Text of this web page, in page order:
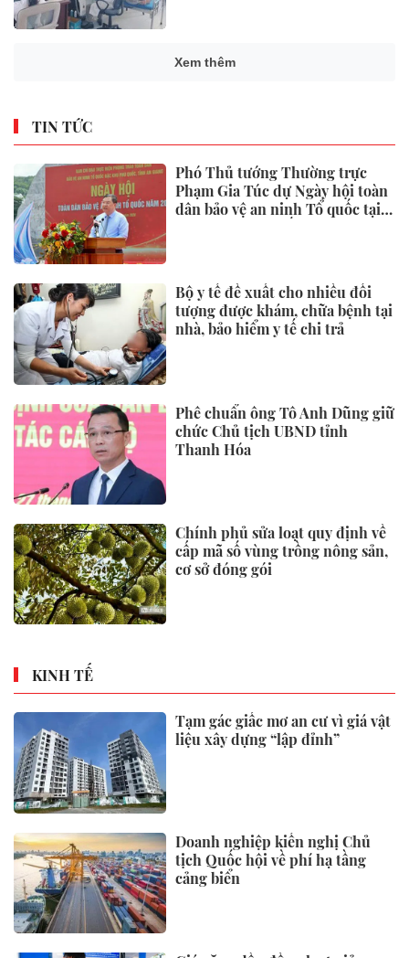
Xem thêm
TIN TỨC
Phó Thủ tướng Thường trực
Phạm Gia Túc dự Ngày hội toàn
dân bảo vệ an ninh Tổ quốc tại
Bộ y tế đề xuất cho nhiều đối
tượng được khám, chữa bệnh tại
nhà, bảo hiểm y tế chi trả
Phê chuẩn ông Tô Anh Dũng giữ
chức Chủ tịch UBND tỉnh
Thanh Hóa
Chính phủ sửa loạt quy định về
cấp mã số vùng trồng nông sản,
cơ sở đóng gói
KINH TẾ
Tạm gác giấc mơ an cư vì giá vật
liệu xây dựng “lập đỉnh”
Doanh nghiệp kiến nghị Chủ
tịch Quốc hội về phí hạ tầng
cảng biển